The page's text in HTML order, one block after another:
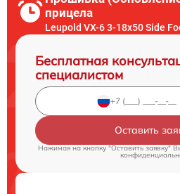
прицела
Leupold VX-6 3-18x50 Side
Бесплатная
специалистом
Оставить
Нажимая на кнопку "Оставить заявку"